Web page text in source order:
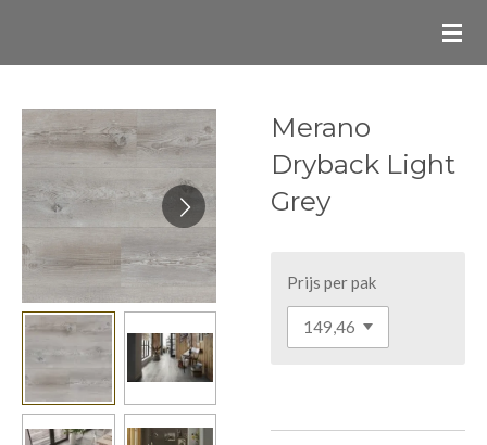
de
hoofdinhoud
Merano
Dryback Light
Grey
Prijs per pak